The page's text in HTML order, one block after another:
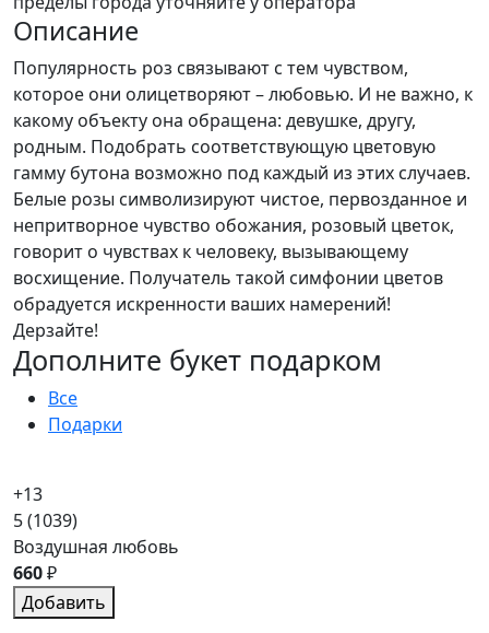
Описание
Популярность роз связывают с тем чувством,
которое они олицетворяют – любовью. И не важно, к
какому объекту она обращена: девушке, другу,
родным. Подобрать соответствующую цветовую
гамму бутона возможно под каждый из этих случаев.
Белые розы символизируют чистое, первозданное и
непритворное чувство обожания, розовый цветок,
говорит о чувствах к человеку, вызывающему
восхищение. Получатель такой симфонии цветов
обрадуется искренности ваших намерений!
Дерзайте!
Дополните букет подарком
Все
Подарки
+13
5(1039)
Воздушная любовь
660₽
Добавить